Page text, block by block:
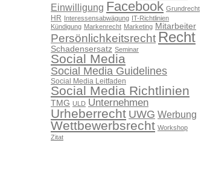
Einwilligung Facebook Grundrecht
HR Interessensabwägung IT-Richtlinien
Kündigung Markenrecht Marketing Mitarbeiter
Persönlichkeitsrecht Recht
Schadensersatz Seminar
Social Media
Social Media Guidelines
Social Media Leitfaden
Social Media Richtlinien
TMG ULD Unternehmen
Urheberrecht UWG Werbung
Wettbewerbsrecht Workshop
Zitat